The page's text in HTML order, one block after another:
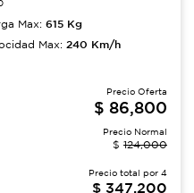
Max: 615 Kg
Max: 240 Km/h
Precio Oferta
$ 86,800
Precio Normal
$ 124,000
Precio total por 4
$ 347,200